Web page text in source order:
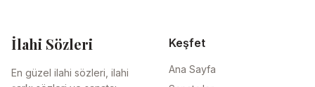
İlahi Sözleri
En güzel ilahi sözleri, ilahi
Keşfet
Ana Sayfa